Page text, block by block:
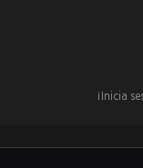
¡Inicia